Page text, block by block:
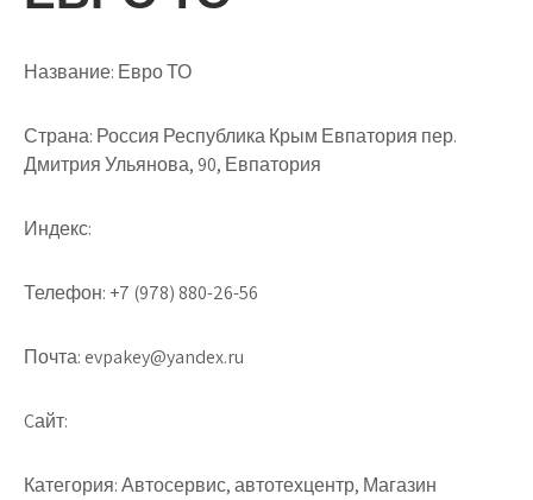
Название: Евро ТО
Страна: Россия Республика Крым Евпатория пер.
Дмитрия Ульянова, 90, Евпатория
Индекс:
Телефон: +7 (978) 880-26-56
Почта: evpakey@yandex.ru
Cайт:
Категория:Автосервис, автотехцентр, Магазин